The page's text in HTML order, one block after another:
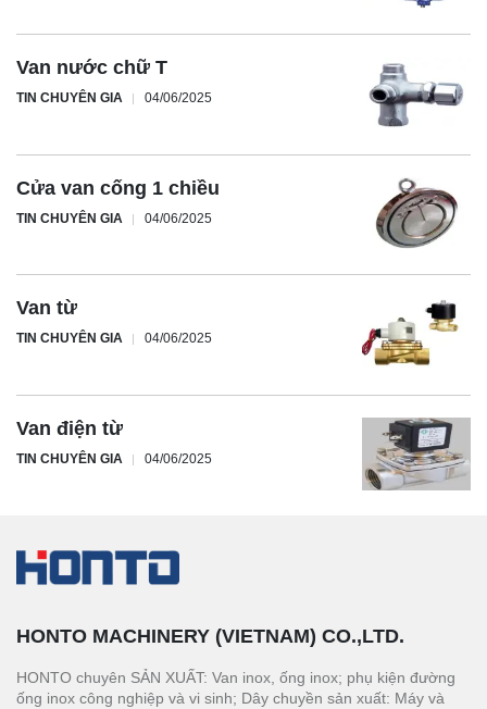
Van nước chữ T
TIN CHUYÊN GIA 04/06/2025
Cửa van cống 1 chiều
TIN CHUYÊN GIA 04/06/2025
Van từ
TIN CHUYÊN GIA 04/06/2025
Van điện từ
TIN CHUYÊN GIA 04/06/2025
HONTO MACHINERY (VIETNAM) CO.,LTD.
HONTO chuyên SẢN XUẤT: Van inox, ống inox; phụ kiện đường
ống inox công nghiệp và vi sinh; Dây chuyền sản xuất: Máy và